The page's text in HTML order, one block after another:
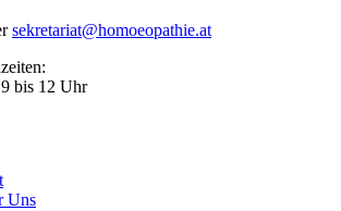
sekretariat@homoeopathie.at
bis 12 Uhr
Uns